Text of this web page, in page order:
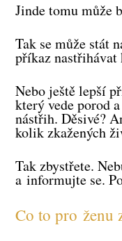
Jinde tomu může
Tak se může stát
příkaz
Nebo ještě lepší
který vede porod
nástřih. Děsivé?
kolik zkažených
Tak zbystřete.
a informujte se.
Co to pro ženu